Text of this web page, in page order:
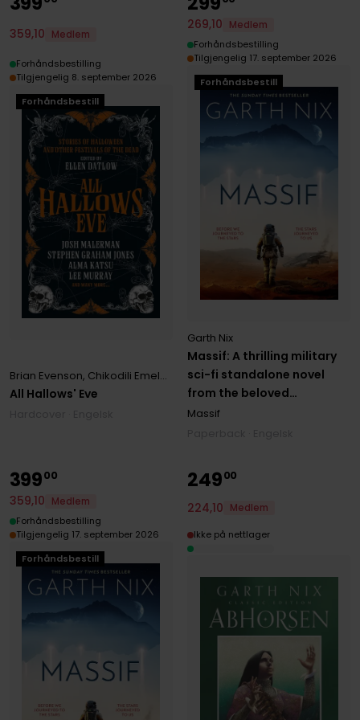
Forhåndsbestill
All Hallows' Eve
Brian Evenson, Chikodili Emelumadu ,Christopher Golden,Ellen
359,10 Medlem
Forhåndsbestilling
Tilgjengelig 8. september 2026
Forhåndsbestill
Massif: A thrilling military
sci-fi standalone novel
from the beloved
multimillion copy
Garth Nix
Massif
269,10
Medlem
Forhåndsbestilling
Tilgjengelig 17. september 2026
Forhåndsbestill
39900
359,10
Medlem
Forhåndsbestilling
Tilgjengelig 17. september 2026
24900
224,10 Medlem
Ikke på nettlager